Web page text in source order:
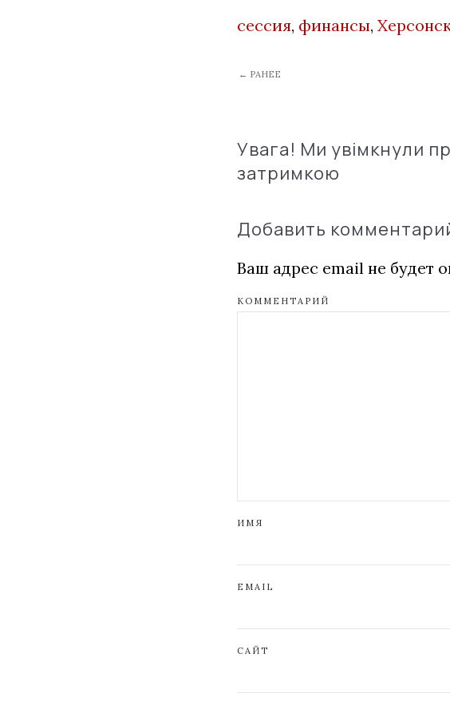
сессия, финансы,
← РАНЕЕ
Увага! Ми увімкнули
затримкою
Добавить
Ваш адрес email не будет
КОММЕНТАРИЙ
ИМЯ
EMAIL
САЙТ